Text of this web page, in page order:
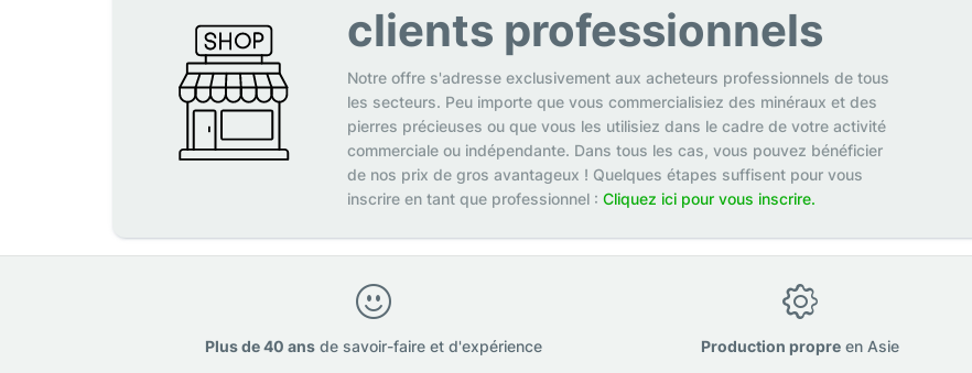
clients professionnels
Notre offre s'adresse exclusivement aux acheteurs professionnels de tous
les secteurs. Peu importe que vous commercialisiez des minéraux et des
pierres précieuses ou que vous les utilisiez dans le cadre de votre activité
commerciale ou indépendante. Dans tous les cas, vous pouvez bénéficier
de nos prix de gros avantageux ! Quelques étapes suffisent pour vous
inscrire en tant que professionnel : Cliquez ici pour vous inscrire.
Plus de 40 ans de savoir-faire et d'expérience Production propre en Asie